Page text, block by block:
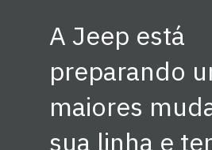
A Jeep está
preparando
maiores
sua linha e